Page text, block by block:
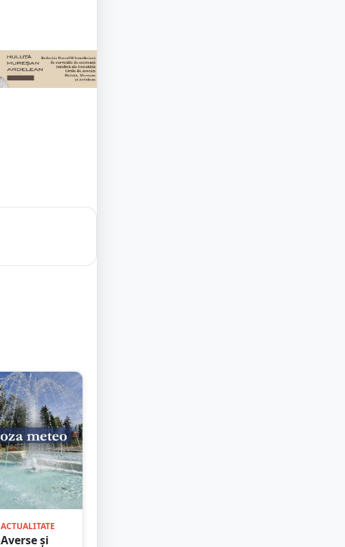
ACTUALITATE
Averse și